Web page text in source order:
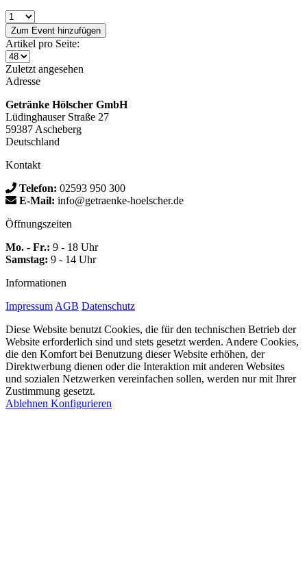
Zum Event hinzufügen
Artikel pro Seite:
Zuletzt angesehen
Adresse
Getränke Hölscher GmbH
Lüdinghauser Straße 27
59387 Ascheberg
Deutschland
Kontakt
Telefon: 02593 950 300
E-Mail: info@getraenke-hoelscher.de
Öffnungszeiten
Mo. - Fr.: 9 - 18 Uhr
Samstag: 9 - 14 Uhr
Informationen
Impressum AGB Datenschutz
Diese Website benutzt Cookies, die für den technischen Betrieb der
Website erforderlich sind und stets gesetzt werden. Andere Cookies,
die den Komfort bei Benutzung dieser Website erhöhen, der
Direktwerbung dienen oder die Interaktion mit anderen Websites
und sozialen Netzwerken vereinfachen sollen, werden nur mit Ihrer
Zustimmung gesetzt.
Ablehnen Konfigurieren